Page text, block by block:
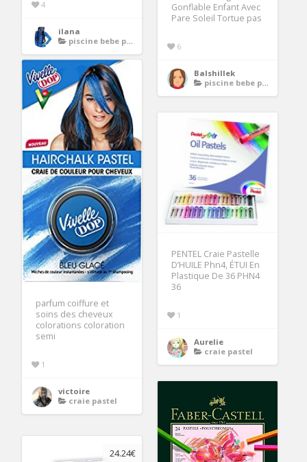
4
ilana
piscine bebe pataugeoire
Gonflable Enfant Avec
Pare Soleil Tortue pas
6
Balshillek
piscine bebe pataugeoire
parfum coiffure et
soins des cheveux
colorations coloration
semi
1
victoire
craie pastel
PENTEL Craie Pastelle
D’HUILE Phn4, ÉTUI En
Plastique De 36 PHN4
36
1
Aurelie
craie pastel
24.24€